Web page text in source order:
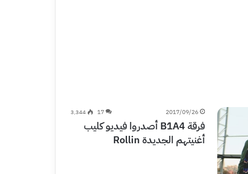
2017/09/26
17 3٬344
فرقة B1A4 أصدروا فيديو كليب
أغنيتهم الجديدة Rollin